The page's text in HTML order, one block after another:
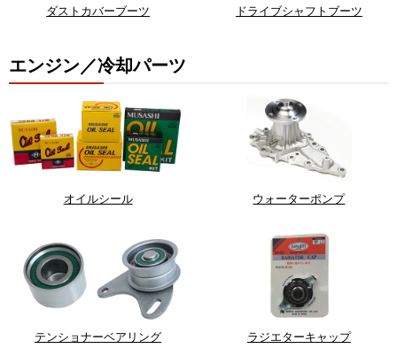
ダストカバーブーツ ドライブシャフトブーツ
エンジン／冷却パーツ
オイルシール ウォーターポンプ
テンショナーベアリング ラジエターキャップ